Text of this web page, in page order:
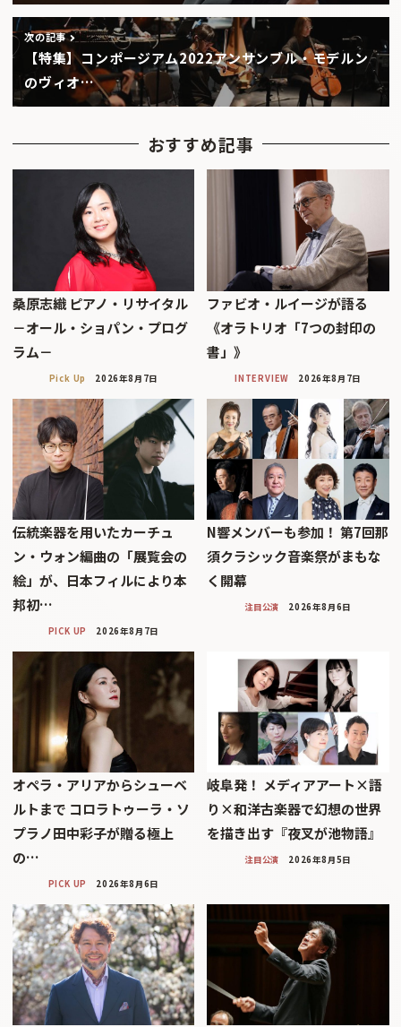
次の記事
【特集】コンポージアム2022アンサンブル・モデルン
のヴィオ…
おすすめ記事
桑原志織 ピアノ・リサイタル
－オール・ショパン・プログ
ラム－
Pick Up 2026年8月7日
ファビオ・ルイージが語る
《オラトリオ「7つの封印の
書」》
INTERVIEW 2026年8月7日
伝統楽器を用いたカーチュ
ン・ウォン編曲の「展覧会の
絵」が、日本フィルにより本
邦初…
PICK UP 2026年8月7日
N響メンバーも参加！ 第7回那
須クラシック音楽祭がまもな
く開幕
注目公演 2026年8月6日
オペラ・アリアからシューベ
ルトまで コロラトゥーラ・ソ
プラノ田中彩子が贈る極上
の…
PICK UP 2026年8月6日
岐阜発！ メディアアート×語
り×和洋古楽器で幻想の世界
を描き出す『夜叉が池物語』
注目公演 2026年8月5日